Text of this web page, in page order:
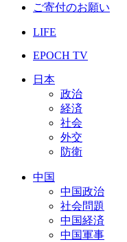
ご寄付のお願い
LIFE
EPOCH TV
日本
政治
経済
社会
外交
防衛
中国
中国政治
社会問題
中国経済
中国軍事